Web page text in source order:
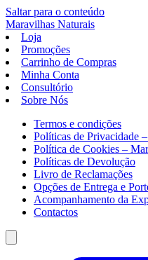
Saltar para o conteúdo
Maravilhas Naturais
Loja
Promoções
Carrinho de Compras
Minha Conta
Consultório
Sobre Nós
Termos e condições
Políticas de Privacidade
Política de Cookies –
Políticas de Devolução
Livro de Reclamações
Opções de Entrega e
Acompanhamento da
Contactos